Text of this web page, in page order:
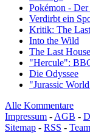
Pokémon -
Verdirbt ein
Kritik: The
Into the Wild
The Last House
"Hercule":
Die Odyssee
"Jurassic
Alle Kommentare
Impressum - AGB -
Sitemap - RSS - Team